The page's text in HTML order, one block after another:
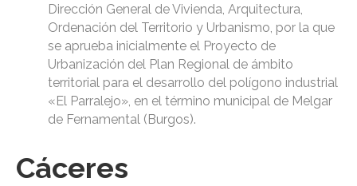
Dirección General de Vivienda, Arquitectura,
Ordenación del Territorio y Urbanismo, por la que
se aprueba inicialmente el Proyecto de
Urbanización del Plan Regional de ámbito
territorial para el desarrollo del polígono industrial
«El Parralejo», en el término municipal de Melgar
de Fernamental (Burgos).
Cáceres